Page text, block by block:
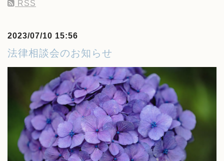
RSS
2023/07/10 15:56
法律相談会のお知らせ